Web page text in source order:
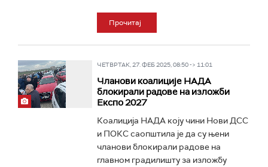
Прочитај
ЧЕТВРТАК, 27. ФЕБ 2025, 08:50 -> 11:01
Чланови коалиције НАДА
блокирали радове на изложби
Експо 2027
Коалиција НАДА коју чини Нови ДСС
и ПОКС саопштила је да су њени
чланови блокирали радове на
главном градилишту за изложбу